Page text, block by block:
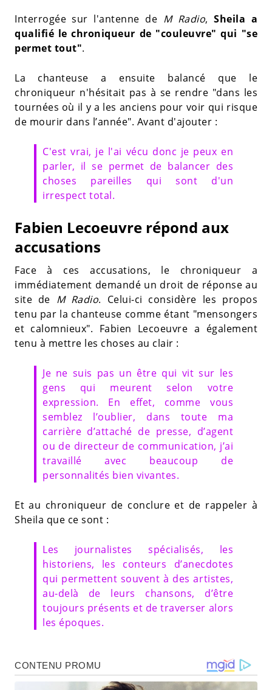
Interrogée sur l'antenne de M Radio,Sheila a
qualifié le chroniqueur de "couleuvre" qui "se
permet tout".
La chanteuse a ensuite balancé que le
chroniqueur n'hésitait pas à se rendre "dans les
tournées où il y a les anciens pour voir qui risque
de mourir dans l’année". Avant d'ajouter :
C'est vrai, je l'ai vécu donc je peux en
parler, il se permet de balancer des
choses pareilles qui sont d'un
irrespect total.
Fabien Lecoeuvre répond aux
accusations
Face à ces accusations, le chroniqueur a
immédiatement demandé un droit de réponse au
site de M Radio. Celui-ci considère les propos
tenu par la chanteuse comme étant "mensongers
et calomnieux". Fabien Lecoeuvre a également
tenu à mettre les choses au clair :
Je ne suis pas un être qui vit sur les
gens qui meurent selon votre
expression. En effet, comme vous
semblez l’oublier, dans toute ma
carrière d’attaché de presse, d’agent
ou de directeur de communication, j’ai
travaillé avec beaucoup de
personnalités bien vivantes.
Et au chroniqueur de conclure et de rappeler à
Sheila que ce sont :
Les journalistes spécialisés, les
historiens, les conteurs d’anecdotes
qui permettent souvent à des artistes,
au-delà de leurs chansons, d’être
toujours présents et de traverser alors
les époques.